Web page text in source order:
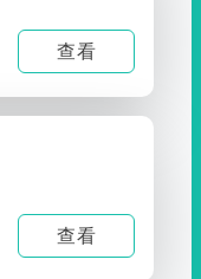
查看
查看